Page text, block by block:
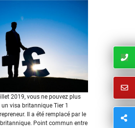
2019, vous ne pouvez plus
visa britannique Tier 1
Il a été remplacé par le
Point commun entre